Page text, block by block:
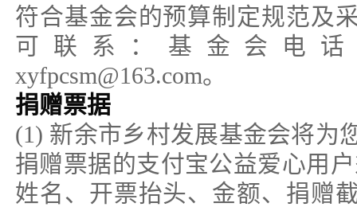
符合基金会的预算制定规范及
可联系：基金会电话
xyfpcsm@163.com。
捐赠票据
(1) 新余市乡村发展基金会将为
捐赠票据的支付宝公益爱心用
姓名、开票抬头、金额、捐赠